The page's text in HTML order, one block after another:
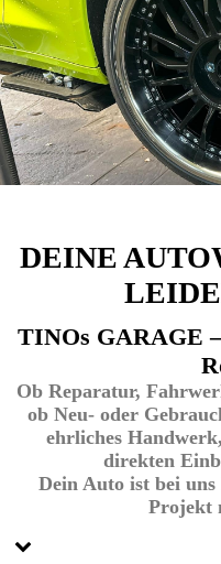
DEINE
TINOs GARAGE
Ob Reparatur,
ob Neu- oder
ehrliches
direkten
Dein Auto ist bei
Projekt